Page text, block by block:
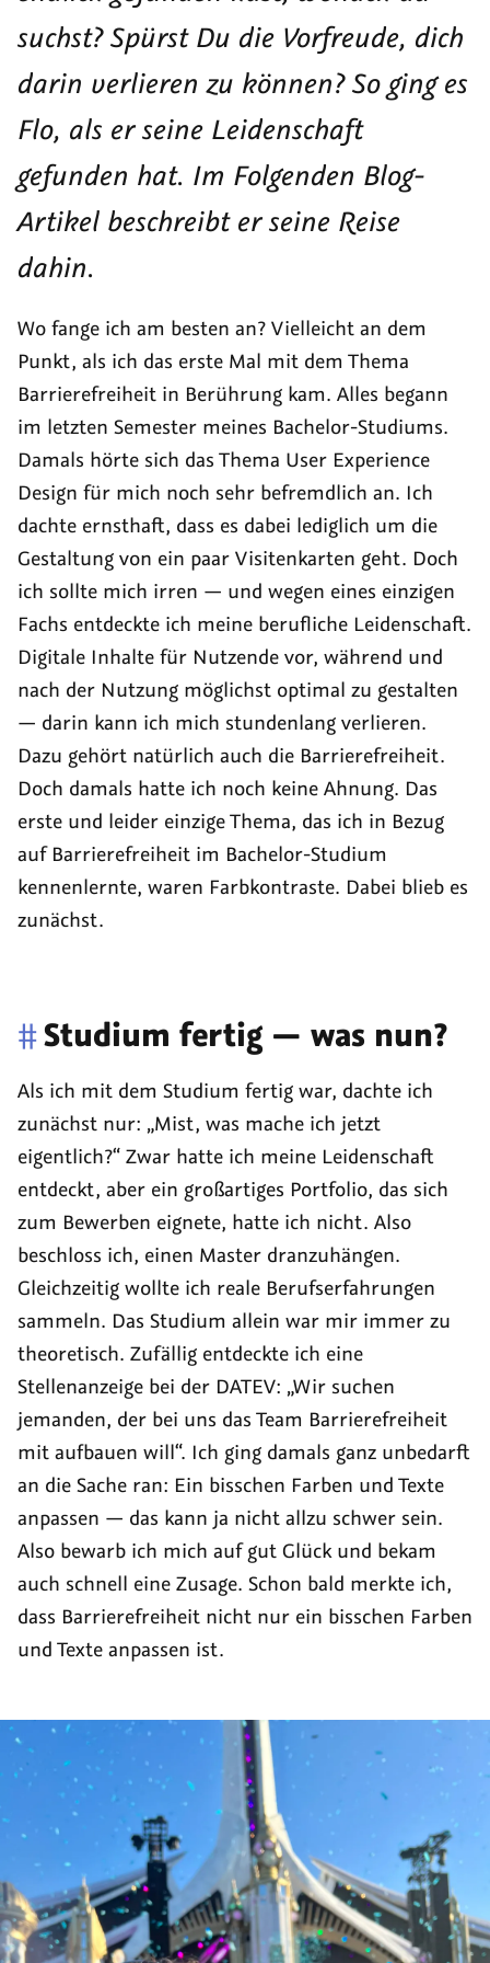
abgeschlossen
Berlin
2024
suchst? Spürst Du die Vorfreude, dich
darin verlieren zu können? So ging es
Flo, als er seine Leidenschaft
gefunden hat. Im Folgenden Blog-
Artikel beschreibt er seine Reise
dahin.
Wo fange ich am besten an? Vielleicht an dem
Punkt, als ich das erste Mal mit dem Thema
Barrierefreiheit in Berührung kam. Alles begann
im letzten Semester meines Bachelor-Studiums.
Damals hörte sich das Thema User Experience
Design für mich noch sehr befremdlich an. Ich
dachte ernsthaft, dass es dabei lediglich um die
Gestaltung von ein paar Visitenkarten geht. Doch
ich sollte mich irren — und wegen eines einzigen
Fachs entdeckte ich meine berufliche Leidenschaft.
Digitale Inhalte für Nutzende vor, während und
nach der Nutzung möglichst optimal zu gestalten
— darin kann ich mich stundenlang verlieren.
Dazu gehört natürlich auch die Barrierefreiheit.
Doch damals hatte ich noch keine Ahnung. Das
erste und leider einzige Thema, das ich in Bezug
auf Barrierefreiheit im Bachelor-Studium
kennenlernte, waren Farbkontraste. Dabei blieb es
zunächst.
#Studium fertig — was nun?
Als ich mit dem Studium fertig war, dachte ich
zunächst nur: „Mist, was mache ich jetzt
eigentlich?“ Zwar hatte ich meine Leidenschaft
entdeckt, aber ein großartiges Portfolio, das sich
zum Bewerben eignete, hatte ich nicht. Also
beschloss ich, einen Master dranzuhängen.
Gleichzeitig wollte ich reale Berufserfahrungen
sammeln. Das Studium allein war mir immer zu
theoretisch. Zufällig entdeckte ich eine
Stellenanzeige bei der DATEV: „Wir suchen
jemanden, der bei uns das Team Barrierefreiheit
mit aufbauen will“. Ich ging damals ganz unbedarft
an die Sache ran: Ein bisschen Farben und Texte
anpassen — das kann ja nicht allzu schwer sein.
Also bewarb ich mich auf gut Glück und bekam
auch schnell eine Zusage. Schon bald merkte ich,
dass Barrierefreiheit nicht nur ein bisschen Farben
und Texte anpassen ist.